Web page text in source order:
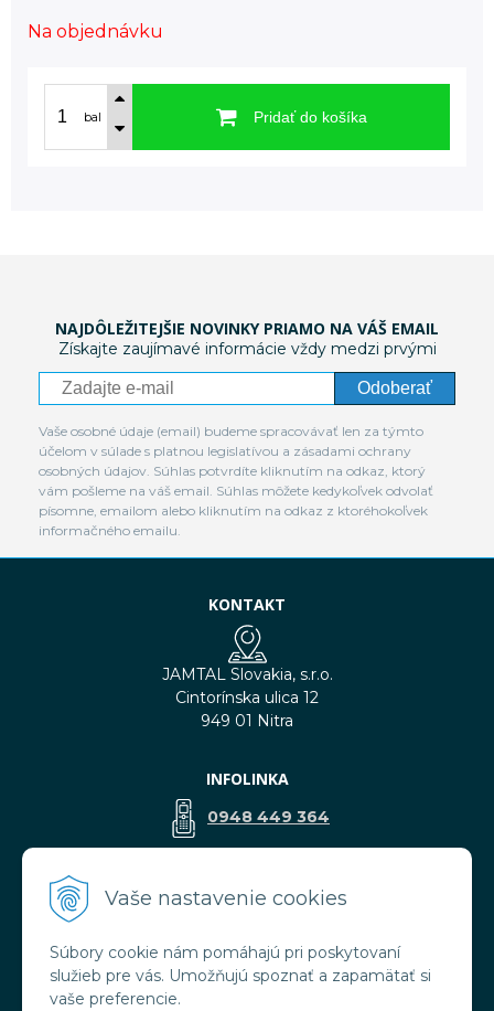
Vaše nastavenie cookies
Súbory cookie nám pomáhajú pri poskytovaní
služieb pre vás. Umožňujú spoznať a zapamätať si
vaše preferencie.
Na objednávku
bal Pridať do košíka
NAJDÔLEŽITEJŠIE NOVINKY PRIAMO NA VÁŠ EMAIL
Získajte zaujímavé informácie vždy medzi prvými
Odoberať
Vaše osobné údaje (email) budeme spracovávať len za týmto
účelom v súlade s platnou legislatívou a zásadami ochrany
osobných údajov. Súhlas potvrdíte kliknutím na odkaz, ktorý
vám pošleme na váš email. Súhlas môžete kedykoľvek odvolať
písomne, emailom alebo kliknutím na odkaz z ktoréhokoľvek
informačného emailu.
KONTAKT
JAMTAL Slovakia, s.r.o.
Cintorínska ulica 12
949 01 Nitra
INFOLINKA
0948 449 364
VŠETKO O NÁKUPE
Obchodné podmienky